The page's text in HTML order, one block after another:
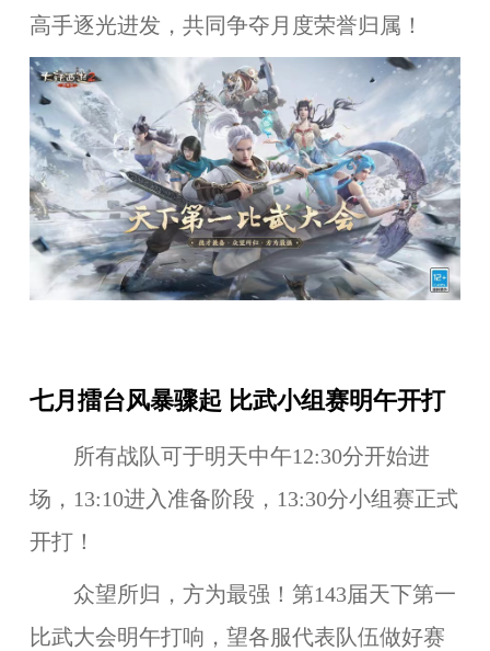
高手逐光进发，共同争夺月度荣誉归属！
七月擂台风暴骤起 比武小组赛明午开打
所有战队可于明天中午12:30分开始进
场，13:10进入准备阶段，13:30分小组赛正式
开打！
众望所归，方为最强！第143届天下第一
比武大会明午打响，望各服代表队伍做好赛